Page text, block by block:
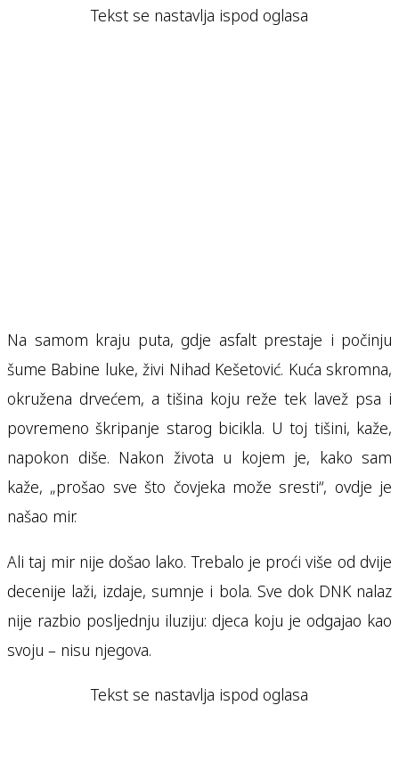
Tekst se nastavlja ispod oglasa
Na samom kraju puta, gdje asfalt prestaje i počinju
šume Babine luke, živi Nihad Kešetović. Kuća skromna,
okružena drvećem, a tišina koju reže tek lavež psa i
povremeno škripanje starog bicikla. U toj tišini, kaže,
napokon diše. Nakon života u kojem je, kako sam
kaže, „prošao sve što čovjeka može sresti“, ovdje je
našao mir.
Ali taj mir nije došao lako. Trebalo je proći više od dvije
decenije laži, izdaje, sumnje i bola. Sve dok DNK nalaz
nije razbio posljednju iluziju: djeca koju je odgajao kao
svoju – nisu njegova.
Tekst se nastavlja ispod oglasa